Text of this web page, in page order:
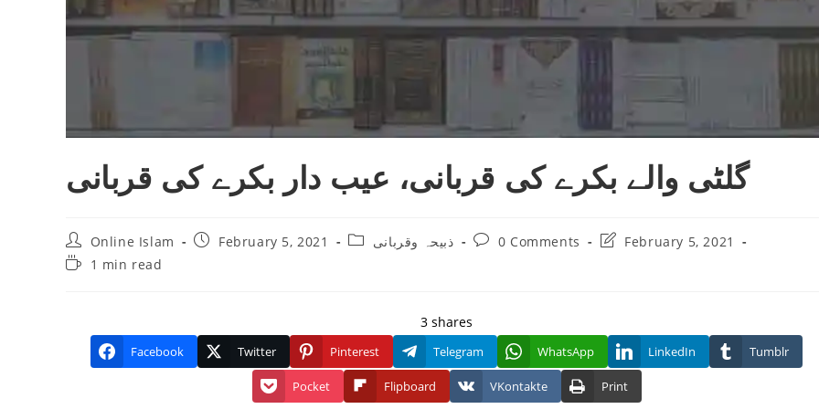
گلٹی والے بکرے کی قربانی، عيب دار بكرے كى قربانى
Post
author:
Online Islam
PostFebruary 5, 2021
Postذبیحہ وقربانی
Post0 Comments
PostFebruary 5, 2021
Reading1 min read
3 shares
Facebook Twitter Pinterest Telegram WhatsApp LinkedIn Tumblr
Pocket Flipboard VKontakte Print